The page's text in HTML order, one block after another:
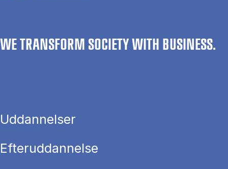
WE TRANSFORM SOCIETY WITH BUSINESS.
Uddannelser
Efteruddannelse